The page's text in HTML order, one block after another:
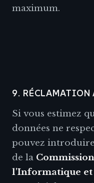
maximum.
9. RÉCLAMATION
Si vous estimez
données ne
pouvez
de la
l'Informatique et